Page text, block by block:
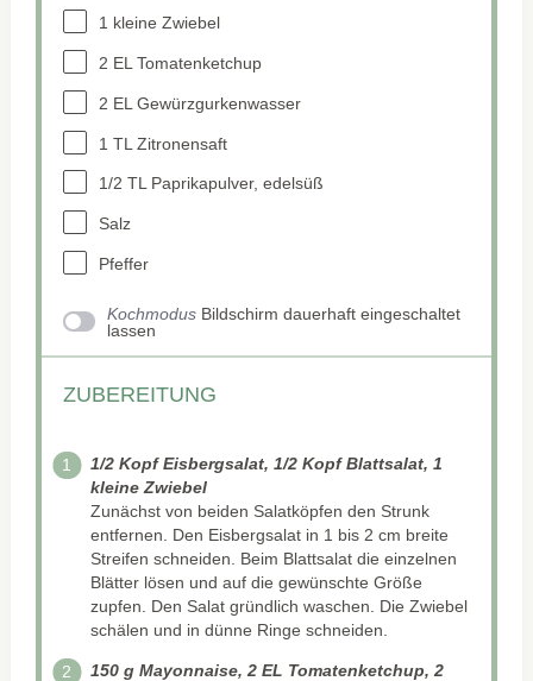
1 kleine Zwiebel
2 EL Tomatenketchup
2 EL Gewürzgurkenwasser
1 TL Zitronensaft
1/2 TL Paprikapulver, edelsüß
Salz
Pfeffer
Kochmodus Bildschirm dauerhaft eingeschaltet
lassen
ZUBEREITUNG
1/2 Kopf Eisbergsalat, 1/2 Kopf Blattsalat, 1
kleine Zwiebel
Zunächst von beiden Salatköpfen den Strunk
entfernen. Den Eisbergsalat in 1 bis 2 cm breite
Streifen schneiden. Beim Blattsalat die einzelnen
Blätter lösen und auf die gewünschte Größe
zupfen. Den Salat gründlich waschen. Die Zwiebel
schälen und in dünne Ringe schneiden.
150 g Mayonnaise, 2 EL Tomatenketchup, 2